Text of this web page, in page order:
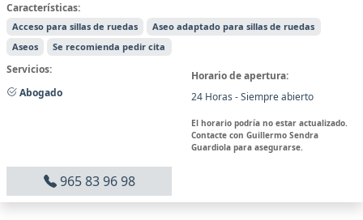
Características:
Acceso para sillas de ruedas
Aseo adaptado para sillas de ruedas
Aseos
Se recomienda pedir cita
Servicios:
Abogado
Horario de apertura:
24 Horas - Siempre abierto
El horario podría no estar actualizado.
Contacte con Guillermo Sendra
Guardiola para asegurarse.
965 83 96 98